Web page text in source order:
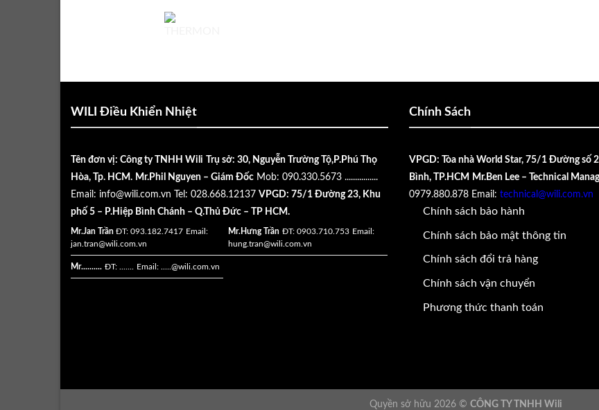
WILI Điều Khiển Nhiệt
Tên đơn vị: Công ty TNHH Wili
Trụ sở: 30, Nguyễn Trường Tộ,P.Phú Thọ
Hòa, Tp. HCM. Mr.Phil Nguyen – Giám Đốc Mob: 090.330.5673 ................
Email: info@wili.com.vn Tel: 028.668.12137 VPGD: 75/1 Đường 23, Khu
phố 5 – P.Hiệp Bình Chánh – Q.Thủ Đức – TP HCM.
Mr.Jan Trần ĐT: 093.182.7417 Email:
jan.tran@wili.com.vn
Mr.Hưng Trần ĐT: 0903.710.753 Email:
hung.tran@wili.com.vn
Mr.......... ĐT: ....... Email: .....@wili.com.vn
Chính Sách
VPGD: Tòa nhà World Star, 75/1 Đường số
Bình, TP.HCM Mr.Ben Lee – Technical
0979.880.878 Email: technical@wili.com.vn
Chính sách bảo hành
Chính sách bảo mật thông tin
Chính sách đổi trả hàng
Chính sách vận chuyển
Phương thức thanh toán
Quyền sở hữu 2026 © CÔNG TY TNHH Wili